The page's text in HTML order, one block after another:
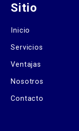
Sitio
Inicio
Servicios
Ventajas
Nosotros
Contacto